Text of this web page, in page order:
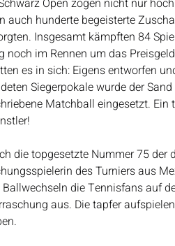
Open zogen nicht nur
auch hunderte begeisterte
Insgesamt kämpften 84
noch im Rennen um das
es in sich: Eigens entworfen
Siegerpokale wurde der
Matchball eingesetzt. Ein
die topgesetzte Nummer 75 der
des Turniers aus
die Tennisfans auf
aus. Die tapfer